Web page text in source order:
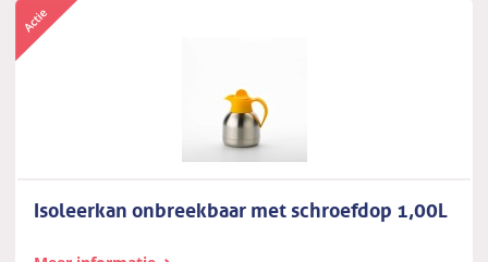
Isoleerkan onbreekbaar met schroefdop 1,00L